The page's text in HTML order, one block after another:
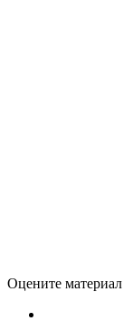
Оцените материал